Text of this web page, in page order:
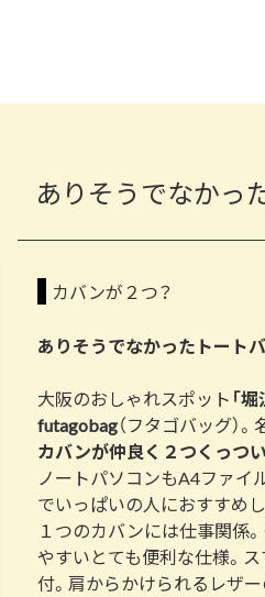
ありそうでなかっ
カバンが２つ？
ありそうでなかったトート
大阪のおしゃれスポット 「堀
futagobag（フタゴバッグ）
カバンが仲良く２つくっつ
ノートパソコンもA4ファイ
でいっぱいの人におすすめ
１つのカバンには仕事関係
やすいとても便利な仕様。
付。肩からかけられるレザ